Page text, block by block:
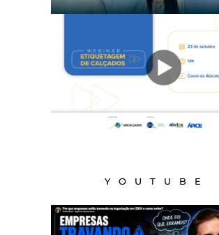
YOUTUBE